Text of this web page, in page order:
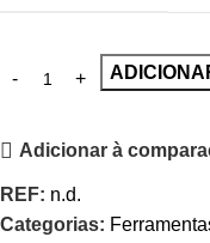
Adicionar à
REF: n.d.
Categorias: